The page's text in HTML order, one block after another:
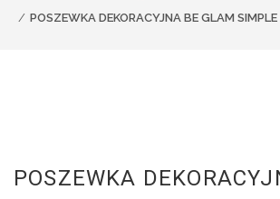
POSZEWKA DEKORACYJNA BE GLAM
POSZEWKA